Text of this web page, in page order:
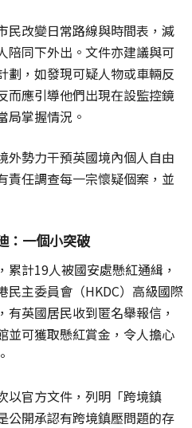
民改變日常路線與時間表，減
陪同下外出。文件亦建議與可
劃，如發現可疑人物或車輛反
而應引導他們出現在設監控鏡
局掌握情況。
外勢力干預英國境內個人自由
責任調查每一宗懷疑個案，並
：一個小突破
計19人被國安處懸紅通緝，
民主委員會（HKDC）高級國際
英國居民收到匿名舉報信，
並可獲取懸紅賞金，令人擔心
以官方文件，列明「跨境鎮
公開承認有跨境鎮壓問題的存